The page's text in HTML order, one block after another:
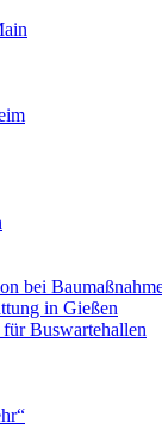
bei
in Gießen
Buswartehallen